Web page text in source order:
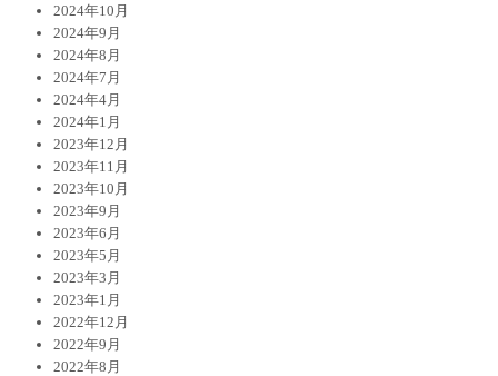
2024年10月
2024年9月
2024年8月
2024年7月
2024年4月
2024年1月
2023年12月
2023年11月
2023年10月
2023年9月
2023年6月
2023年5月
2023年3月
2023年1月
2022年12月
2022年9月
2022年8月